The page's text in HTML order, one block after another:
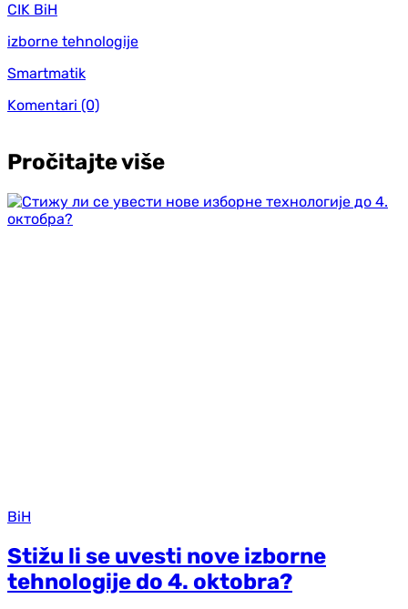
CIK BiH
izborne tehnologije
Smartmatik
Komentari (0)
Pročitajte više
BiH
Stižu li se uvesti nove izborne
tehnologije do 4. oktobra?